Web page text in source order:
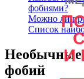
И
фобиями?
Можно ли
Список
Необычные
фобий